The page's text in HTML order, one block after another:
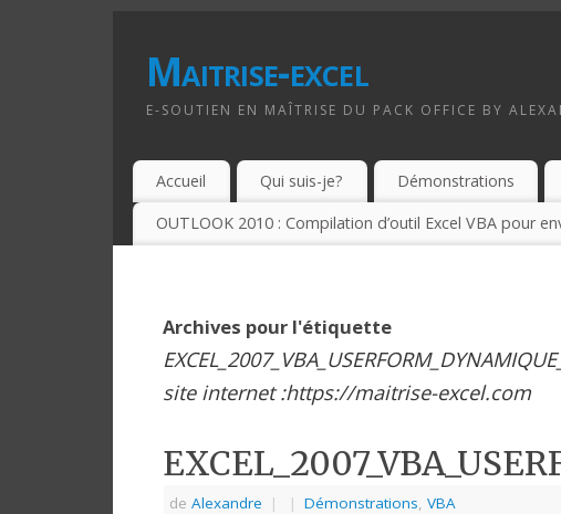
Maitrise-excel
E-SOUTIEN EN MAÎTRISE DU PACK OFFICE BY
Accueil Qui suis-je? Démonstrations
OUTLOOK 2010 : Compilation d’outil Excel VBA pour
Archives pour l'étiquette
site internet :https://maitrise-excel.com
de Alexandre | | Démonstrations VBA